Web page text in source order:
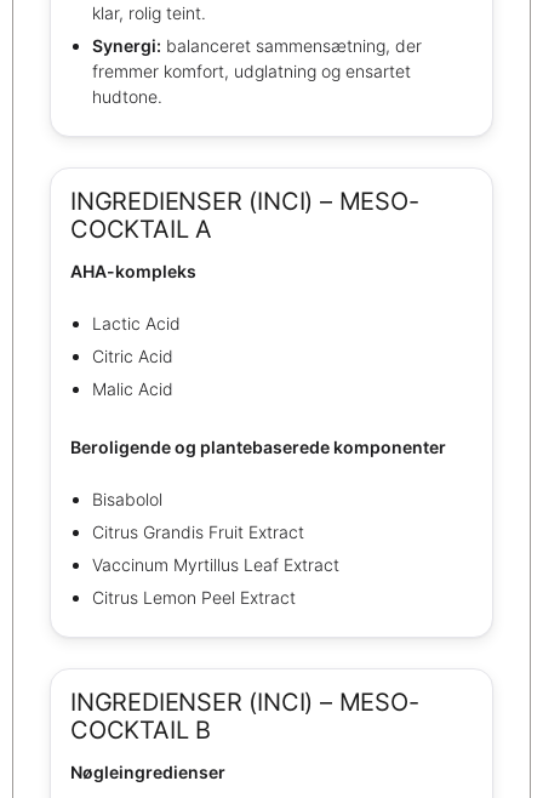
klar, rolig teint.
Synergi: balanceret sammensætning, der
fremmer komfort, udglatning og ensartet
hudtone.
INGREDIENSER (INCI) – MESO-
COCKTAIL A
AHA-kompleks
Lactic Acid
Citric Acid
Malic Acid
Beroligende og plantebaserede komponenter
Bisabolol
Citrus Grandis Fruit Extract
Vaccinum Myrtillus Leaf Extract
Citrus Lemon Peel Extract
INGREDIENSER (INCI) – MESO-
COCKTAIL B
Nøgleingredienser